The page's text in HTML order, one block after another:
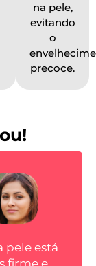
na pele,
evitando
o
precoce.
pele está